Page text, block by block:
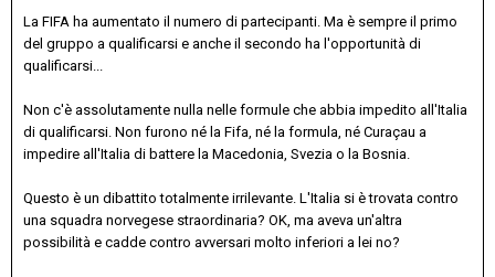
La FIFA ha aumentato il numero di partecipanti. Ma è sempre il primo
del gruppo a qualificarsi e anche il secondo ha l'opportunità di
qualificarsi...
Non c'è assolutamente nulla nelle formule che abbia impedito all'Italia
di qualificarsi. Non furono né la Fifa, né la formula, né Curaçau a
impedire all'Italia di battere la Macedonia, Svezia o la Bosnia.
Questo è un dibattito totalmente irrilevante. L'Italia si è trovata contro
una squadra norvegese straordinaria? OK, ma aveva un'altra
possibilità e cadde contro avversari molto inferiori a lei no?